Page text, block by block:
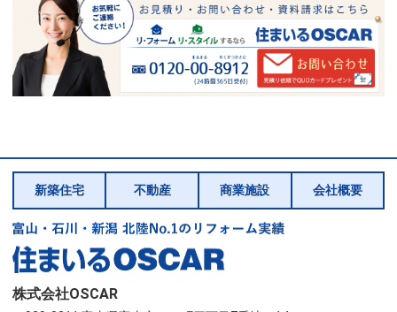
新築住宅 不動産 商業施設 会社概要
株式会社OSCAR